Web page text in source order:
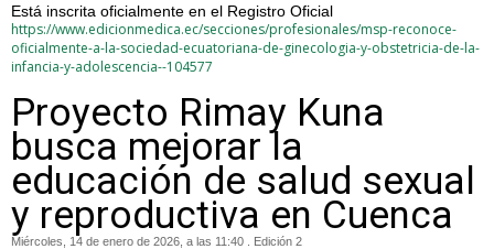
Está inscrita oficialmente en el Registro Oficial
https://www.edicionmedica.ec/secciones/profesionales/msp-reconoce-
oficialmente-a-la-sociedad-ecuatoriana-de-ginecologia-y-obstetricia-de-la-
infancia-y-adolescencia--104577
Proyecto Rimay Kuna
busca mejorar la
educación de salud sexual
y reproductiva en Cuenca
Miércoles, 14 de enero de 2026, a las 11:40 . Edición 2